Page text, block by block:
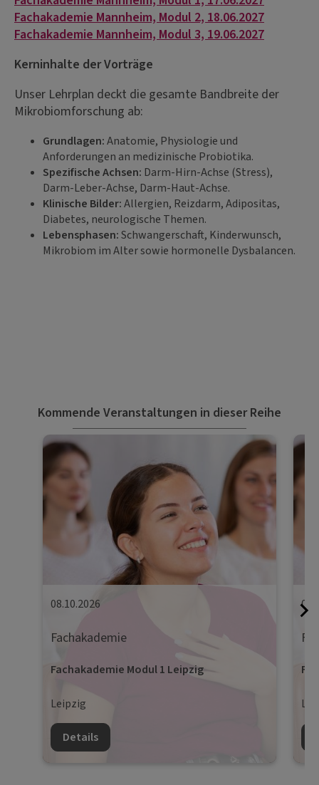
Fachakademie Mannheim, Modul 2, 18.06.2027
Fachakademie Mannheim, Modul 3, 19.06.2027
Kerninhalte der Vorträge
Unser Lehrplan deckt die gesamte Bandbreite der
Mikrobiomforschung ab:
Grundlagen:Anatomie, Physiologie und
Anforderungen an medizinische Probiotika.
Spezifische Achsen: Darm-Hirn-Achse (Stress),
Darm-Leber-Achse, Darm-Haut-Achse.
Klinische Bilder:Allergien, Reizdarm, Adipositas,
Diabetes, neurologische Themen.
Lebensphasen:Schwangerschaft, Kinderwunsch,
Mikrobiom im Alter sowie hormonelle Dysbalancen.
Kommende Veranstaltungen in dieser Reihe
08.10.2026
Fachakademie
Fachakademie Modul 1 Leipzig
Leipzig
Details